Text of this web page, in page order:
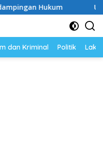
UNESA Gelar
dan Kriminal Politik